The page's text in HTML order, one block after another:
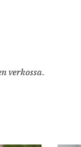
verkossa.